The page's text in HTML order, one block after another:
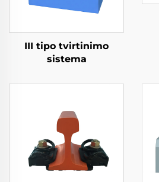
III tipo tvirtinimo
sistema